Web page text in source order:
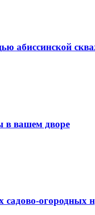
абиссинской
в вашем дворе
садово-огородных